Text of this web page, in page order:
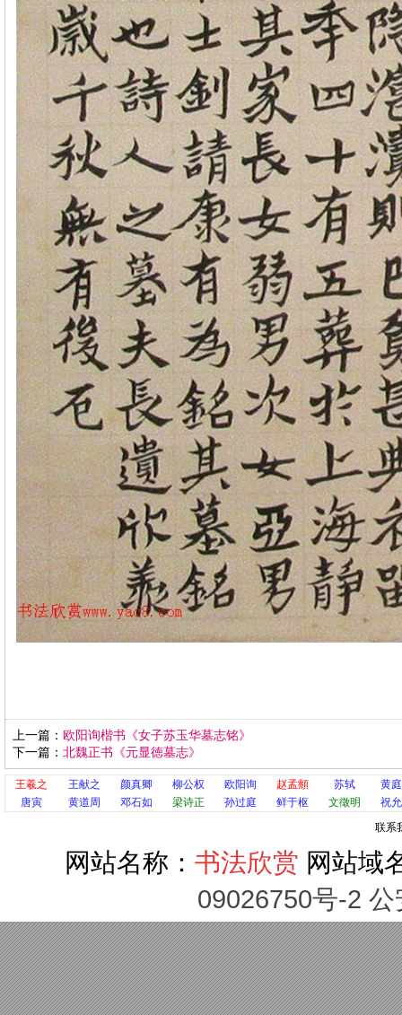
上一篇： 欧阳询楷书《女子苏玉华墓志铭》
下一篇： 北魏正书《元显徳墓志》
王羲之 王献之 颜真卿 柳公权 欧阳询 赵孟頫 苏轼
黄
唐寅
黄道周 邓石如 梁诗正 孙过庭 鲜于枢 文徵明
祝
联系
网站名称： 书法欣赏 网站域
09026750号-2